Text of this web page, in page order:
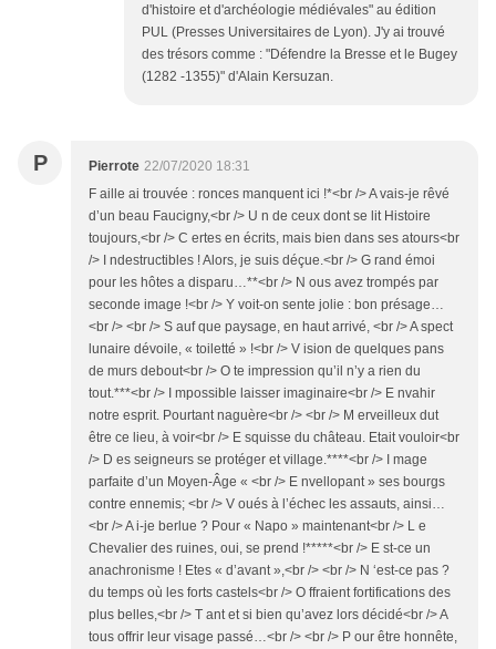
d'histoire et d'archéologie médiévales" au édition
PUL (Presses Universitaires de Lyon). J'y ai trouvé
des trésors comme : "Défendre la Bresse et le Bugey
(1282 -1355)" d'Alain Kersuzan.
P Pierrote 22/07/2020 18:31
F aille ai trouvée : ronces manquent ici !*<br /> A vais-je rêvé
d’un beau Faucigny,<br /> U n de ceux dont se lit Histoire
toujours,<br /> C ertes en écrits, mais bien dans ses atours<br
/> I ndestructibles ! Alors, je suis déçue.<br /> G rand émoi
pour les hôtes a disparu…**<br /> N ous avez trompés par
seconde image !<br /> Y voit-on sente jolie : bon présage…
<br /> <br /> S auf que paysage, en haut arrivé, <br /> A spect
lunaire dévoile, « toiletté » !<br /> V ision de quelques pans
de murs debout<br /> O te impression qu’il n’y a rien du
tout.***<br /> I mpossible laisser imaginaire<br /> E nvahir
notre esprit. Pourtant naguère<br /> <br /> M erveilleux dut
être ce lieu, à voir<br /> E squisse du château. Etait vouloir<br
/> D es seigneurs se protéger et village.****<br /> I mage
parfaite d’un Moyen-Âge « <br /> E nvellopant » ses bourgs
contre ennemis; <br /> V oués à l’échec les assauts, ainsi…
<br /> A i-je berlue ? Pour « Napo » maintenant<br /> L e
Chevalier des ruines, oui, se prend !*****<br /> E st-ce un
anachronisme ! Etes « d’avant »,<br /> <br /> N ‘est-ce pas ?
du temps où les forts castels<br /> O ffraient fortifications des
plus belles,<br /> T ant et si bien qu’avez lors décidé<br /> A
tous offrir leur visage passé…<br /> <br /> P our être honnête,